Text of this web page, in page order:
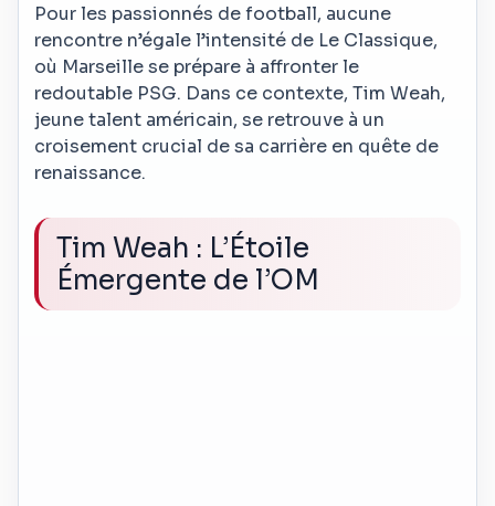
Pour les passionnés de football, aucune
rencontre n’égale l’intensité de Le Classique,
où Marseille se prépare à affronter le
redoutable PSG. Dans ce contexte, Tim Weah,
jeune talent américain, se retrouve à un
croisement crucial de sa carrière en quête de
renaissance.
Tim Weah : L’Étoile
Émergente de l’OM